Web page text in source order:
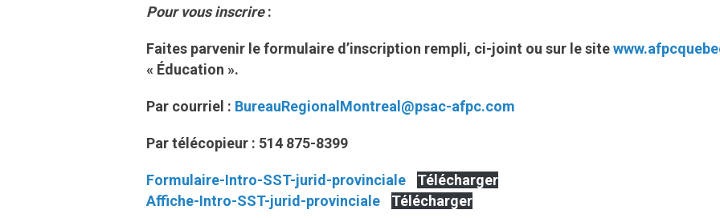
Pour vous inscrire:
Faites parvenir le formulaire d’inscription rempli, ci-joint ou sur le site
« Éducation ».
Par courriel : BureauRegionalMontreal@psac-afpc.com
Par télécopieur : 514 875-8399
Formulaire-Intro-SST-jurid-provinciale
Télécharger
Affiche-Intro-SST-jurid-provinciale
Télécharger